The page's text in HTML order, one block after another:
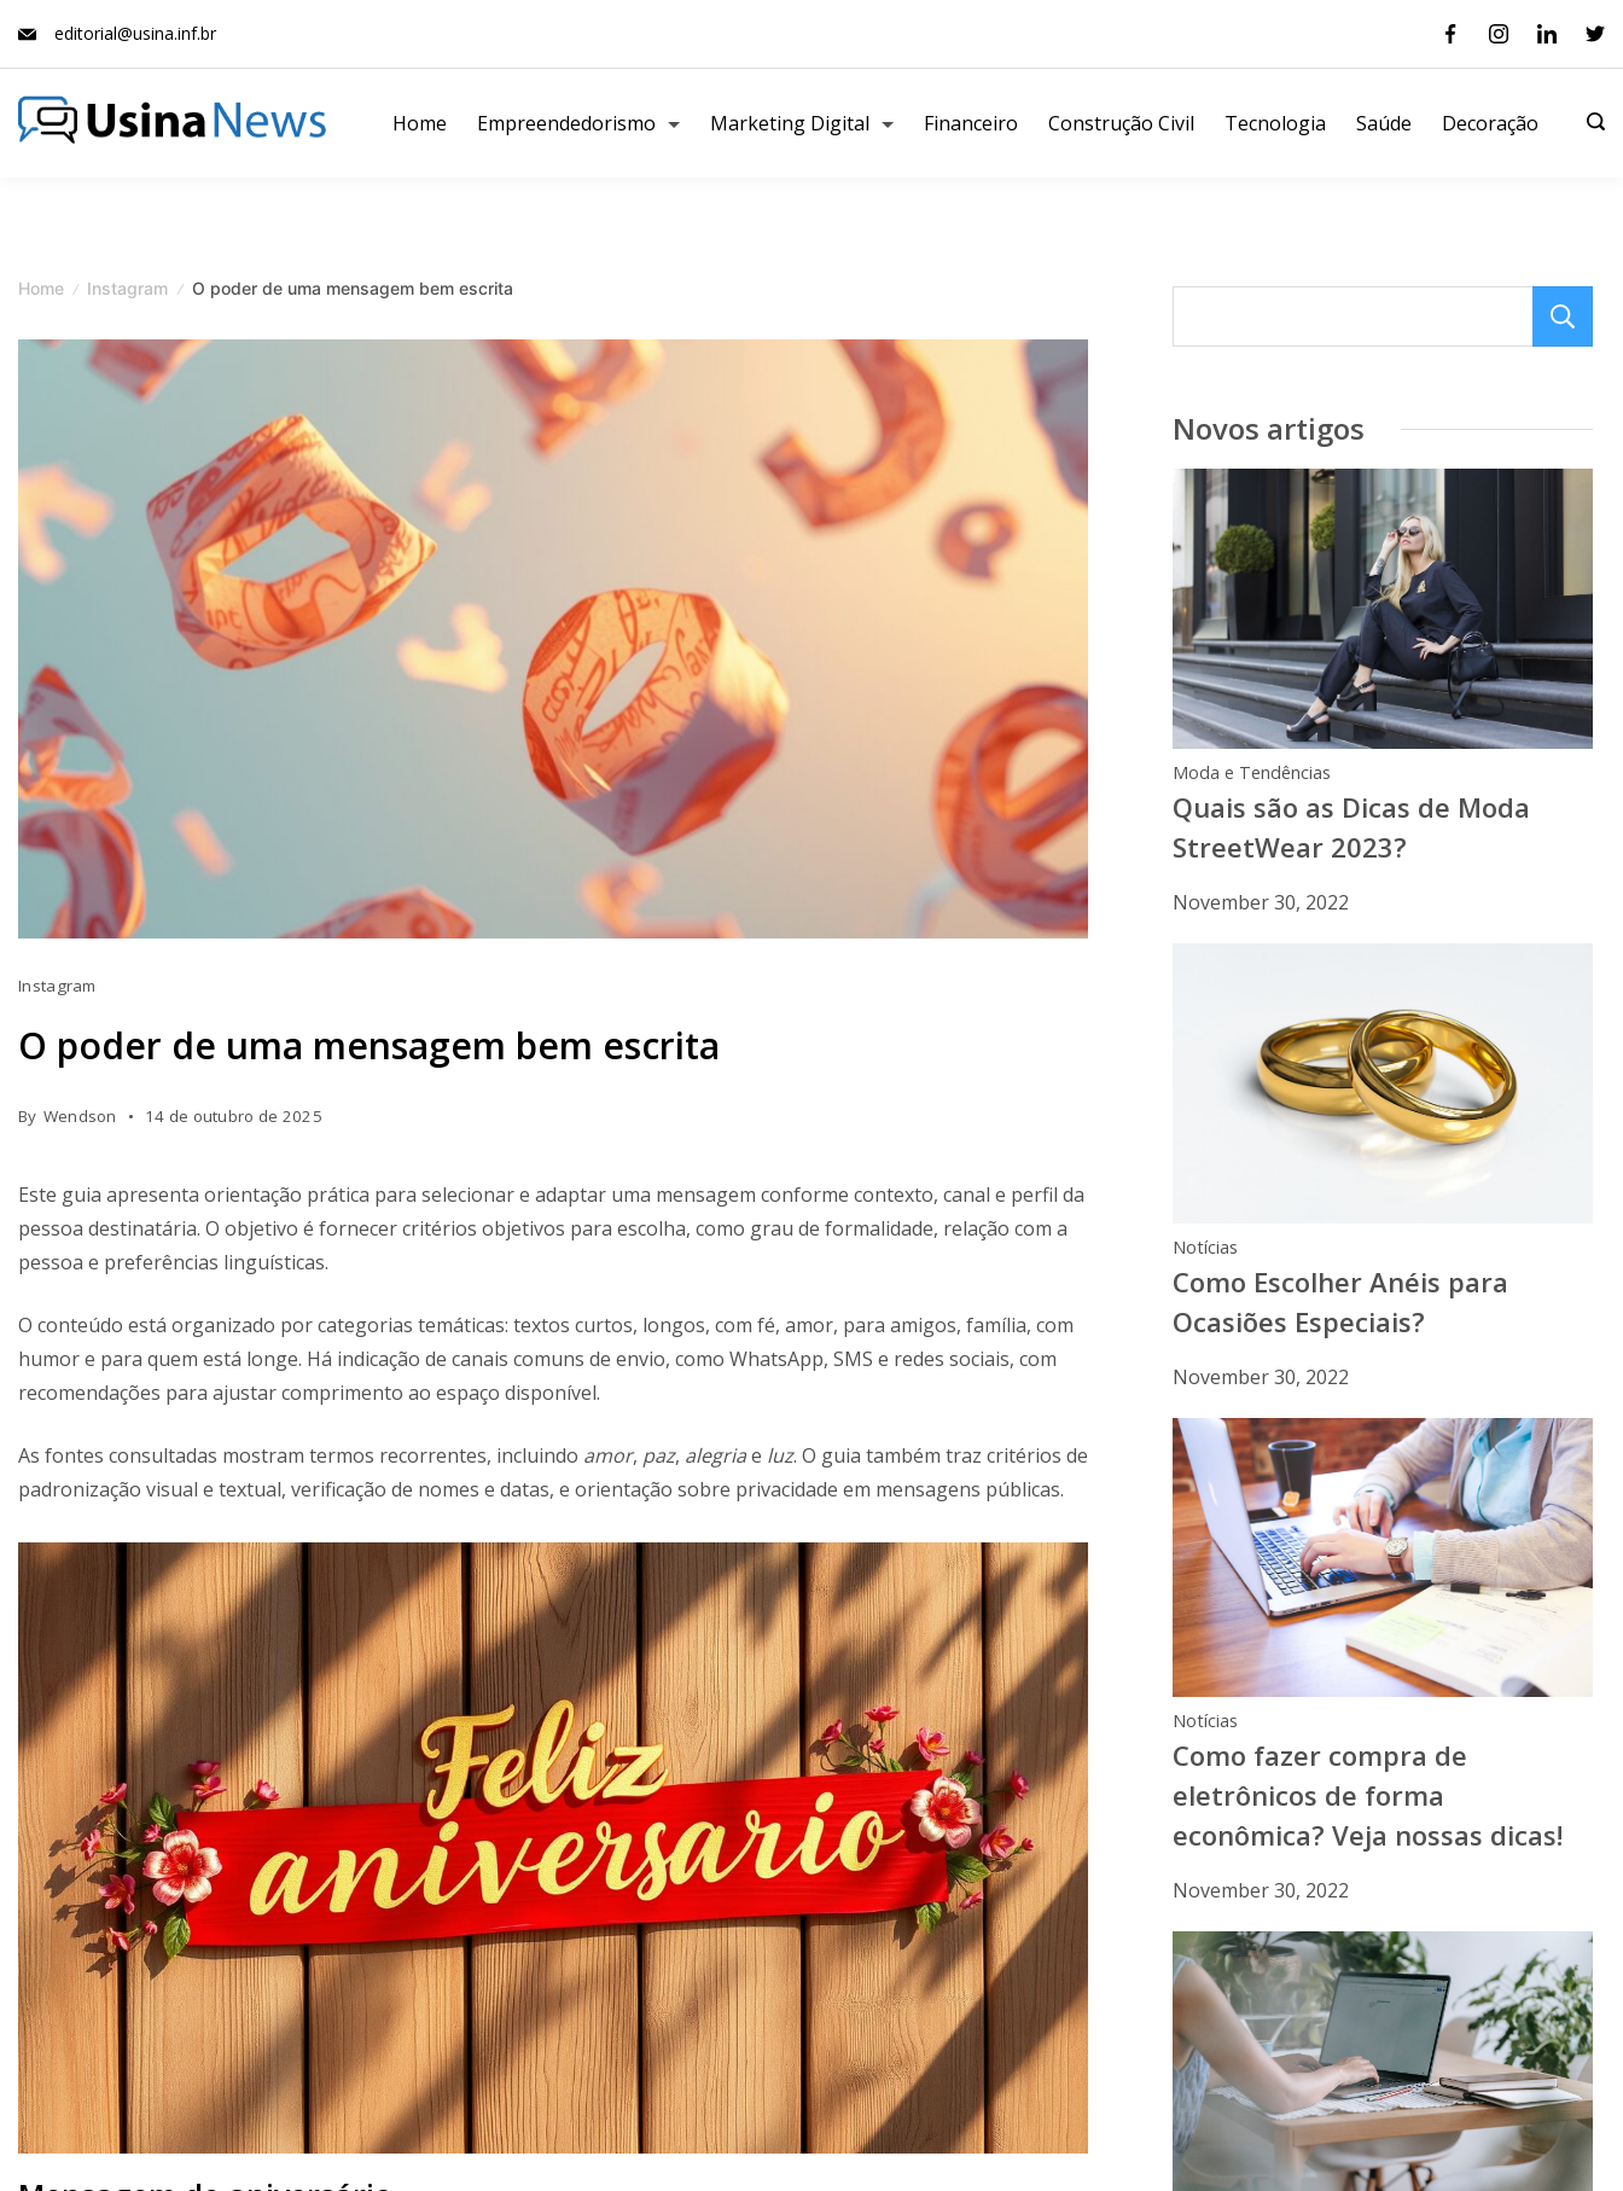
editorial@usina.inf.br
Home Empreendedorismo Marketing Digital Financeiro Construção Civil Tecnologia Saúde Decoração
Home Instagram O poder de uma mensagem bem escrita
Instagram
O poder de uma mensagem bem escrita
By Wendson 14 de outubro de 2025
Este guia apresenta orientação prática para selecionar e adaptar uma mensagem conforme contexto, canal e perfil da
pessoa destinatária. O objetivo é fornecer critérios objetivos para escolha, como grau de formalidade, relação com a
pessoa e preferências linguísticas.
O conteúdo está organizado por categorias temáticas: textos curtos, longos, com fé, amor, para amigos, família, com
humor e para quem está longe. Há indicação de canais comuns de envio, como WhatsApp, SMS e redes sociais, com
recomendações para ajustar comprimento ao espaço disponível.
As fontes consultadas mostram termos recorrentes, incluindo amor, paz, alegriae luz. O guia também traz critérios de
padronização visual e textual, verificação de nomes e datas, e orientação sobre privacidade em mensagens públicas.
Novos artigos
Moda e Tendências
Quais são as Dicas de Moda
StreetWear 2023?
November 30, 2022
Notícias
Como Escolher Anéis para
Ocasiões Especiais?
November 30, 2022
Notícias
Como fazer compra de
eletrônicos de forma
econômica? Veja nossas dicas!
November 30, 2022